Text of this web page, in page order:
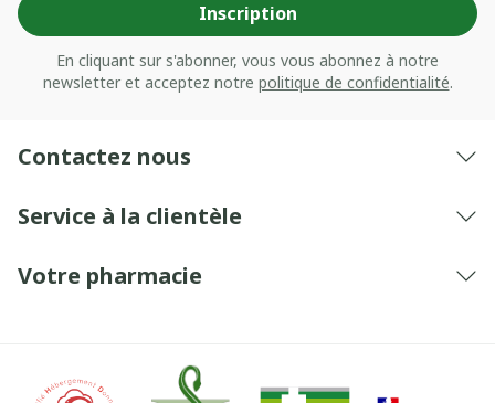
Inscription
En cliquant sur s'abonner, vous vous abonnez à notre
newsletter et acceptez notre politique de confidentialité.
Contactez nous
Service à la clientèle
Votre pharmacie